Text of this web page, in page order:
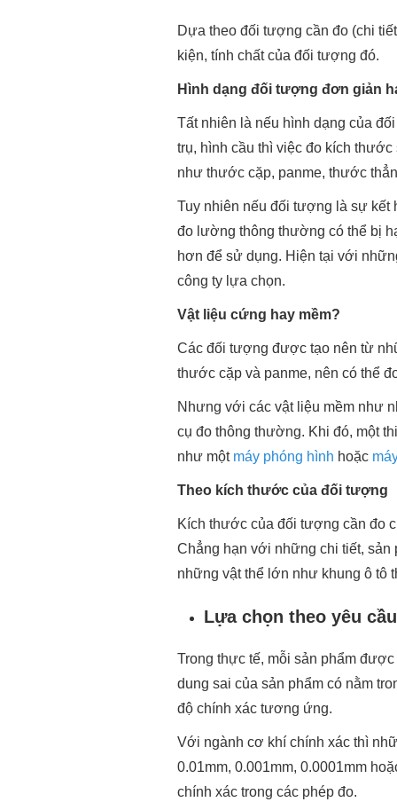
Dựa theo đối tượng cần đo (chi
kiện, tính chất của đối tượng đó.
Hình dạng đối tượng đơn giản
Tất nhiên là nếu hình dạng của
trụ, hình cầu thì việc đo kích
như thước cặp, panme, thước
Tuy nhiên nếu đối tượng là sự kết
đo lường thông thường có thể bị
hơn để sử dụng. Hiện tại với
công ty lựa chọn.
Vật liệu cứng hay mềm?
Các đối tượng được tạo nên từ
thước cặp và panme, nên có thể
Nhưng với các vật liệu mềm như
cụ đo thông thường. Khi đó, một
như một máy phóng hình hoặc
Theo kích thước của đối tượng
Kích thước của đối tượng cần đo
Chẳng hạn với những chi tiết, sản
những vật thể lớn như khung ô tô
Lựa chọn theo yêu
Trong thực tế, mỗi sản phẩm
dung sai của sản phẩm có nằm
độ chính xác tương ứng.
Với ngành cơ khí chính xác thì
0.01mm, 0.001mm, 0.0001mm
chính xác trong các phép đo.